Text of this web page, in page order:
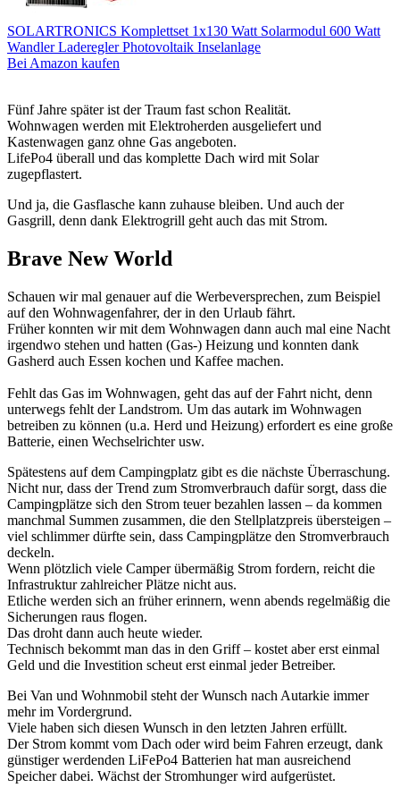
SOLARTRONICS Komplettset 1x130 Watt Solarmodul 600 Watt
Wandler Laderegler Photovoltaik Inselanlage
Bei Amazon kaufen
Fünf Jahre später ist der Traum fast schon Realität.
Wohnwagen werden mit Elektroherden ausgeliefert und
Kastenwagen ganz ohne Gas angeboten.
LifePo4 überall und das komplette Dach wird mit Solar
zugepflastert.
Und ja, die Gasflasche kann zuhause bleiben. Und auch der
Gasgrill, denn dank Elektrogrill geht auch das mit Strom.
Brave New World
Schauen wir mal genauer auf die Werbeversprechen, zum Beispiel
auf den Wohnwagenfahrer, der in den Urlaub fährt.
Früher konnten wir mit dem Wohnwagen dann auch mal eine Nacht
irgendwo stehen und hatten (Gas-) Heizung und konnten dank
Gasherd auch Essen kochen und Kaffee machen.
Fehlt das Gas im Wohnwagen, geht das auf der Fahrt nicht, denn
unterwegs fehlt der Landstrom. Um das autark im Wohnwagen
betreiben zu können (u.a. Herd und Heizung) erfordert es eine große
Batterie, einen Wechselrichter usw.
Spätestens auf dem Campingplatz gibt es die nächste Überraschung.
Nicht nur, dass der Trend zum Stromverbrauch dafür sorgt, dass die
Campingplätze sich den Strom teuer bezahlen lassen – da kommen
manchmal Summen zusammen, die den Stellplatzpreis übersteigen –
viel schlimmer dürfte sein, dass Campingplätze den Stromverbrauch
deckeln.
Wenn plötzlich viele Camper übermäßig Strom fordern, reicht die
Infrastruktur zahlreicher Plätze nicht aus.
Etliche werden sich an früher erinnern, wenn abends regelmäßig die
Sicherungen raus flogen.
Das droht dann auch heute wieder.
Technisch bekommt man das in den Griff – kostet aber erst einmal
Geld und die Investition scheut erst einmal jeder Betreiber.
Bei Van und Wohnmobil steht der Wunsch nach Autarkie immer
mehr im Vordergrund.
Viele haben sich diesen Wunsch in den letzten Jahren erfüllt.
Der Strom kommt vom Dach oder wird beim Fahren erzeugt, dank
günstiger werdenden LiFePo4 Batterien hat man ausreichend
Speicher dabei. Wächst der Stromhunger wird aufgerüstet.